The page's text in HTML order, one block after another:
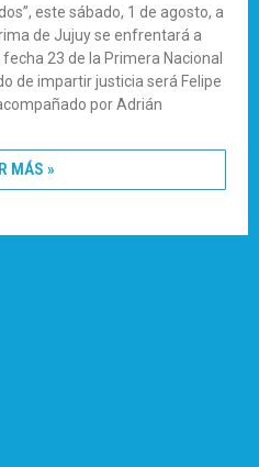
este sábado, 1 de agosto, a
de Jujuy se enfrentará a
23 de la Primera Nacional
de impartir justicia será Felipe
por Adrián
MÁS »